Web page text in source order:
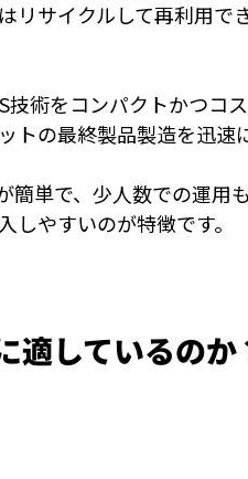
リサイクルして再利用で
術をコンパクトかつコ
トの最終製品製造を迅速
簡単で、少人数での運用
しやすいのが特徴です。
適しているのか